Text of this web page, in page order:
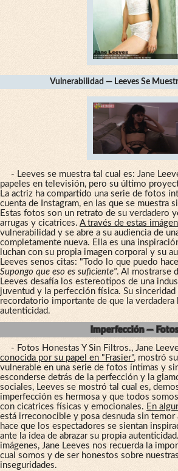
Vulnerabilidad — Leeves Se
- Leeves se muestra tal cual es: Jane
papeles en televisión, pero su último
La actriz ha compartido una serie de fotos
cuenta de Instagram, en las que se muestra
Estas fotos son un retrato de su verdadero
arrugas y cicatrices. A través de estas
vulnerabilidad y se abre a su audiencia de
completamente nueva. Ella es una
luchan con su propia imagen corporal y su
Leeves senos citas: "Todo lo que puedo
Supongo que eso es suficiente". Al mostrarse
Leeves desafía los estereotipos de una
juventud y la perfección física. Su
recordatorio importante de que la verdadera
autenticidad.
Imperfección —
- Fotos Honestas Y Sin Filtros., Jane
conocida por su papel en "Frasier", mostró
vulnerable en una serie de fotos íntimas y
esconderse detrás de la perfección y la
sociales, Leeves se mostró tal cual es,
imperfección es hermosa y que todos
con cicatrices físicas y emocionales. En
está irreconocible y posa desnuda sin temor
hace que los espectadores se sientan
ante la idea de abrazar su propia
imágenes, Jane Leeves nos recuerda la
cual somos y de ser honestos sobre
inseguridades.